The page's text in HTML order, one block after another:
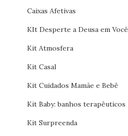
Caixas Afetivas
KIt Desperte a Deusa em Você
Kit Atmosfera
Kit Casal
Kit Cuidados Mamãe e Bebê
Kit Baby: banhos terapêuticos
Kit Surpreenda